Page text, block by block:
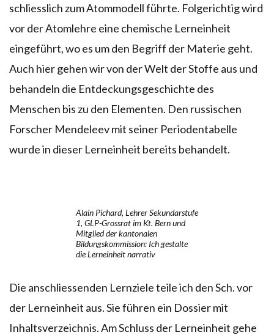
schliesslich zum Atommodell führte. Folgerichtig wird
vor der Atomlehre eine chemische Lerneinheit
eingeführt, wo es um den Begriff der Materie geht.
Auch hier gehen wir von der Welt der Stoffe aus und
behandeln die Entdeckungsgeschichte des
Menschen bis zu den Elementen. Den russischen
Forscher Mendeleev mit seiner Periodentabelle
wurde in dieser Lerneinheit bereits behandelt.
Alain Pichard, Lehrer Sekundarstufe
1, GLP-Grossrat im Kt. Bern und
Mitglied der kantonalen
Bildungskommission: Ich gestalte
die Lerneinheit narrativ
Die anschliessenden Lernziele teile ich den Sch. vor
der Lerneinheit aus. Sie führen ein Dossier mit
Inhaltsverzeichnis. Am Schluss der Lerneinheit gehe